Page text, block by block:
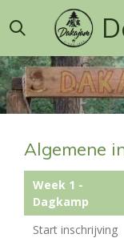
direct
de
hoofdinhoud
Algemene
Week 1 -
Dagkamp
Start inschrijving